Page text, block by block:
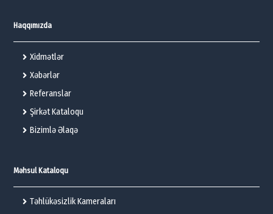
Haqqımızda
Xidmətlər
Xəbərlər
Referanslar
Şirkət Kataloqu
Bizimlə Əlaqə
Məhsul Kataloqu
Təhlükəsizlik Kameraları